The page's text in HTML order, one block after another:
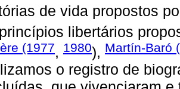
de vida propostos
libertários
(1977, 1980), Martín-Baró
o registro de